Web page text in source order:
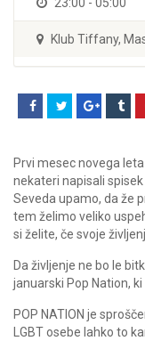
Klub Tiffany,
Prvi mesec novega
nekateri napisali spisek
Seveda upamo, da že
tem želimo veliko
si želite, če svoje
Da življenje ne bo le
januarski Pop Nation, ki
POP NATION je
LGBT osebe lahko to